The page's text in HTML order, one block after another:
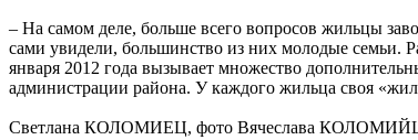
– На самом деле, больше всего вопросов жильцы
сами увидели, большинство из них молодые семьи.
января 2012 года вызывает множество
администрации района. У каждого жильца своя
Светлана КОЛОМИЕЦ, фото Вячеслава